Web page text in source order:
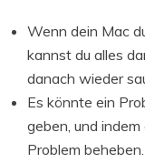
Wenn dein Mac
kannst du alles
danach wieder
Es könnte ein
geben, und
Problem beheben.